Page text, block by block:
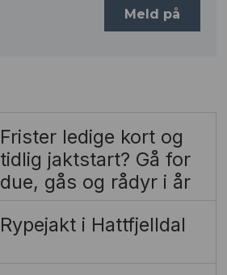
Frister ledige kort og
tidlig jaktstart? Gå for
due, gås og rådyr i år
Rypejakt i Hattfjelldal